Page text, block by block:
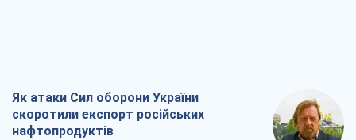
Як атаки Сил оборони України
скоротили експорт російських
нафтопродуктів